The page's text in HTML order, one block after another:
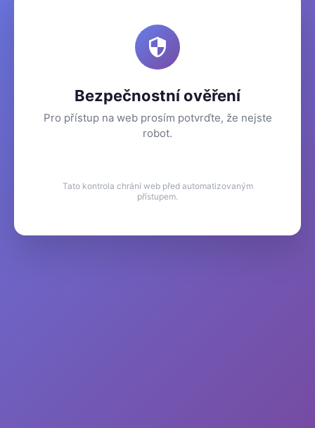
Bezpečnostní ověření
Pro přístup na web prosím potvrďte, že nejste
robot.
Tato kontrola chrání web před automatizovaným
přístupem.